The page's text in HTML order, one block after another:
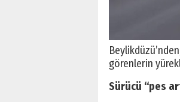
görenlerin
Sürücü “pes